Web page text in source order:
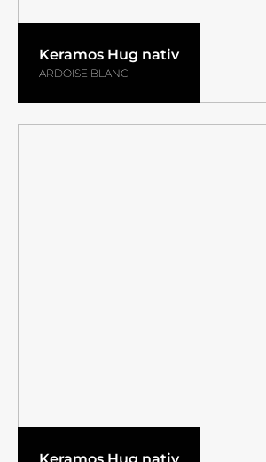
Keramos Hug nativ
ARDOISE BLANC